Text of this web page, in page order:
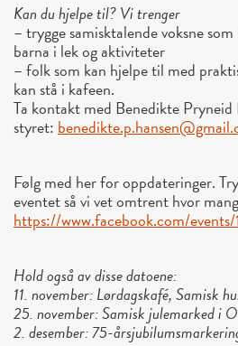
Kan du hjelpe til? Vi trenger
– trygge samisktalende voksne
barna i lek og aktiviteter
– folk som kan hjelpe til med
kan stå i kafeen.
Ta kontakt med Benedikte Pryneid
styret:
Følg med her for oppdateringer.
eventet så vi vet omtrent hvor
https://www.facebook.com/
Hold også av disse datoene:
11. november: Lørdagskafé, Samisk
25. november: Samisk julemarked i
2. desember: 75-